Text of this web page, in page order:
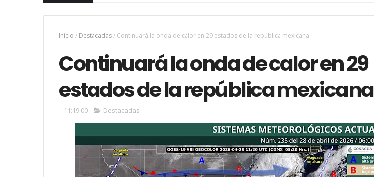
Inicio / Destacadas/ Continuará la onda de calor en 29 estados de la república mexicana
Continuará la onda de calor en 29
estados de la república mexicana
11:19:00 Destacadas